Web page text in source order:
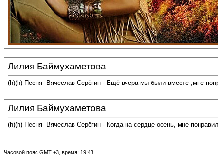
Лилия Баймухаметова
(h)(h) Песня- Вячеслав Серёгин - Ещё вчера мы были вместе-,мне
Лилия Баймухаметова
(h)(h) Песня- Вячеслав Серёгин - Когда на сердце осень,-мне
Часовой пояс GMT +3, время: 19:43